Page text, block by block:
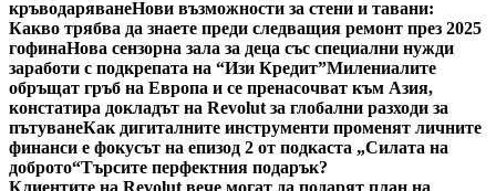
кръводаряванеНови възможности за стени и тавани:
Какво трябва да знаете преди следващия ремонт през 2025
гофинаНова сензорна зала за деца със специални нужди
заработи с подкрепата на “Изи Кредит”Милениалите
обръщат гръб на Европа и се пренасочват към Азия,
констатира докладът на Revolut за глобални разходи за
пътуванеКак дигиталните инструменти променят личните
финанси е фокусът на епизод 2 от подкаста „Силата на
доброто“Търсите перфектния подарък?